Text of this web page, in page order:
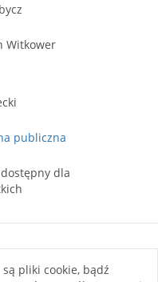
Witkower
publiczna
dla
a Creative Commons
pliki cookie, bądź